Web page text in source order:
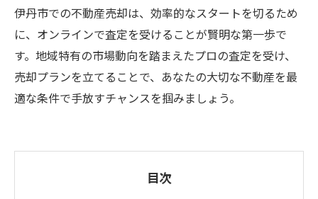
伊丹市での不動産売却は、効率的なスタートを切るため
に、オンラインで査定を受けることが賢明な第一歩で
す。地域特有の市場動向を踏まえたプロの査定を受け、
売却プランを立てることで、あなたの大切な不動産を最
適な条件で手放すチャンスを掴みましょう。
目次